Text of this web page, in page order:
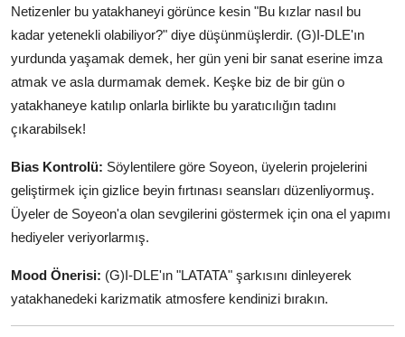
Netizenler bu yatakhaneyi görünce kesin "Bu kızlar nasıl bu
kadar yetenekli olabiliyor?" diye düşünmüşlerdir. (G)I-DLE'ın
yurdunda yaşamak demek, her gün yeni bir sanat eserine imza
atmak ve asla durmamak demek. Keşke biz de bir gün o
yatakhaneye katılıp onlarla birlikte bu yaratıcılığın tadını
çıkarabilsek!
Bias Kontrolü: Söylentilere göre Soyeon, üyelerin projelerini
geliştirmek için gizlice beyin fırtınası seansları düzenliyormuş.
Üyeler de Soyeon'a olan sevgilerini göstermek için ona el yapımı
hediyeler veriyorlarmış.
Mood Önerisi: (G)I-DLE'ın "LATATA" şarkısını dinleyerek
yatakhanedeki karizmatik atmosfere kendinizi bırakın.